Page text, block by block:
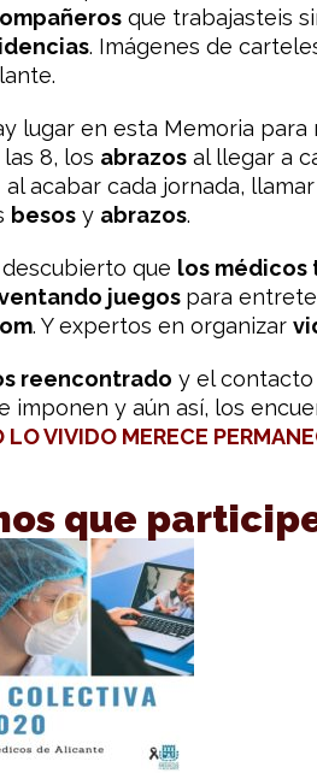
que trabajasteis
. Imágenes de
lugar en esta Memoria para
8, los abrazos al llegar a
acabar cada jornada,
besos y abrazos.
que los médicos
juegos para
. Y expertos en organizar
reencontrado y el
imponen y aún así, los
VIVIDO MERECE
que